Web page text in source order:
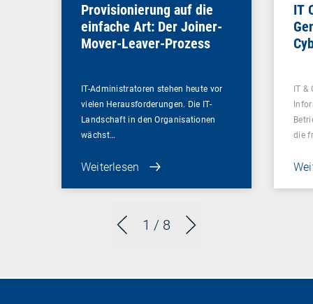
1 / 8
Provisionierung auf die
einfache Art: Der Joiner-
Mover-Leaver-Prozess
IT-Administratoren stehen heute vor
vielen Herausforderungen. Die IT-
Landschaft in den Organisationen
wächst…
Weiterlesen
IT
IT &
die